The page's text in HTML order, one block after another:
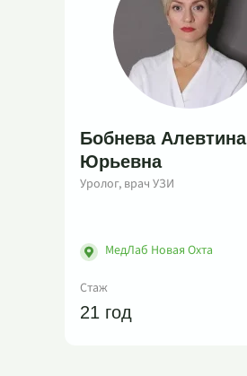
Бобнева Алевтина
Юрьевна
Уролог, врач УЗИ
МедЛаб Новая Охта
Стаж
21 год